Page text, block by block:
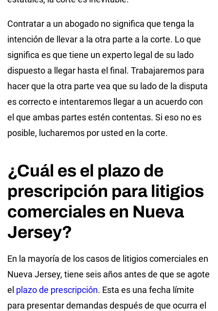
Contratar a un abogado no significa que tenga la
intención de llevar a la otra parte a la corte. Lo que
significa es que tiene un experto legal de su lado
dispuesto a llegar hasta el final. Trabajaremos para
hacer que la otra parte vea que su lado de la disputa
es correcto e intentaremos llegar a un acuerdo con
el que ambas partes estén contentas. Si eso no es
posible, lucharemos por usted en la corte.
¿Cuál es el plazo de
prescripción para litigios
comerciales en Nueva
Jersey?
En la mayoría de los casos de litigios comerciales en
Nueva Jersey, tiene seis años antes de que se agote
el plazo de prescripción. Esta es una fecha límite
para presentar demandas después de que ocurra el